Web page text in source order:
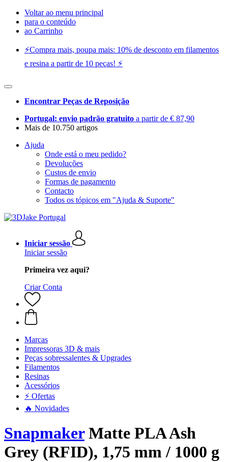
Voltar ao menu principal
para o conteúdo
ao Carrinho
⚡️Compra mais, poupa mais: 10% de desconto em filamentos
e resina a partir de 10 peças! ⚡️
Encontrar Peças de Reposição
Portugal: envio padrão gratuito a partir de € 87,90
Mais de 10.750 artigos
Ajuda
Onde está o meu pedido?
Devoluções
Custos de envio
Formas de pagamento
Contacto
Todos os tópicos em "Ajuda & Suporte"
Iniciar sessão
Iniciar sessão
Primeira vez aqui?
Criar Conta
Marcas
Impressoras 3D & mais
Peças sobressalentes & Upgrades
Filamentos
Resinas
Acessórios
⚡ Ofertas
🔥 Novidades
SnapmakerMatte PLA Ash
Grey (RFID), 1,75 mm / 1000 g